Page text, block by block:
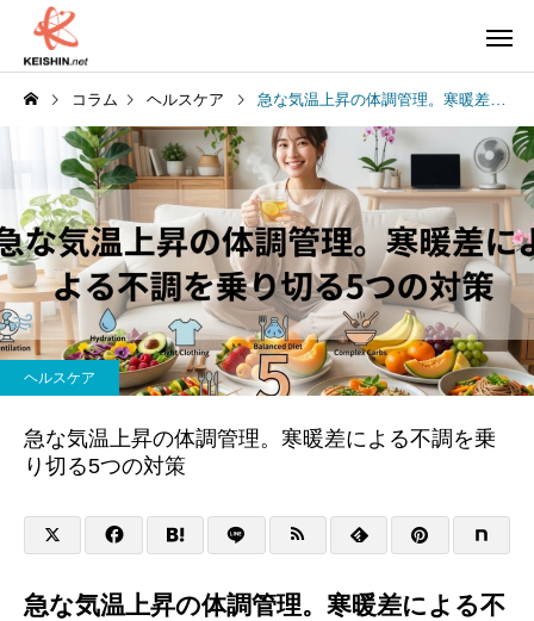
コラム ヘルスケア 急な気温上昇の体調管理。寒暖差による不調を乗り切る5つの対策
ヘルスケア
急な気温上昇の体調管理。寒暖差による不調を乗
り切る5つの対策
急な気温上昇の体調管理。寒暖差による不